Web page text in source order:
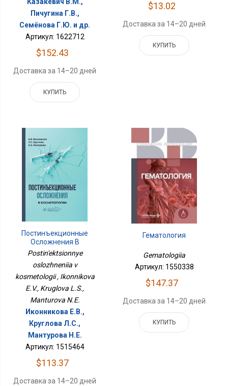
Казакевич В.М.,
Пичугина Г.В.,
Семёнова Г.Ю. и др.
Артикул: 1622712
$152.43
Доставка за 14–20 дней
КУПИТЬ
$13.02
Доставка за 14–20 дней
КУПИТЬ
Постинъекционные
Осложнения В
Косметологии
Postin'ektsionnye
oslozhneniia v
kosmetologii , Ikonnikova
E.V., Kruglova L.S.,
Manturova N.E.
Иконникова Е.В.,
Круглова Л.С.,
Мантурова Н.Е.
Артикул: 1515464
$113.37
Доставка за 14–20 дней
Гематология
Gematologiia
Артикул: 1550338
$147.37
Доставка за 14–20 дней
КУПИТЬ